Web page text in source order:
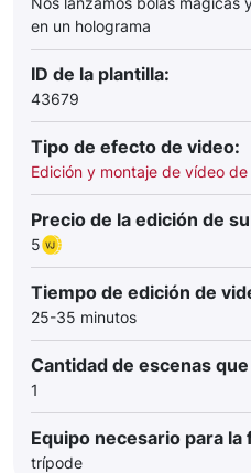
en un holograma
ID de la plantilla:
43679
Tipo de efecto de video:
Edición y montaje de vídeo
Precio de la edición de
5
Tiempo de edición de
25-35 minutos
Cantidad de escenas
1
Equipo necesario para la
trípode